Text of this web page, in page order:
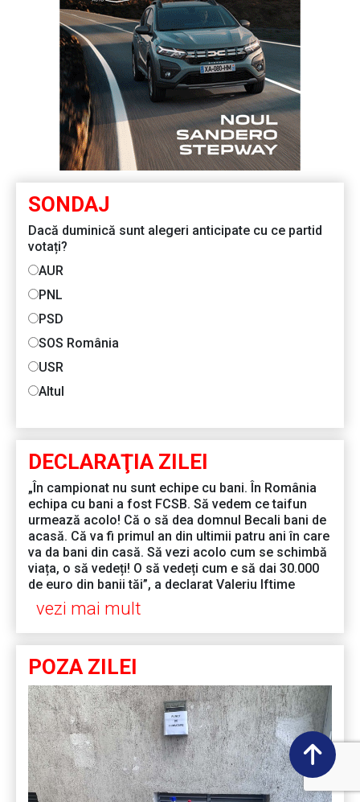
SONDAJ
Dacă duminică sunt alegeri anticipate cu ce partid
votați?
AUR
PNL
PSD
SOS România
USR
Altul
DECLARAŢIA ZILEI
„În campionat nu sunt echipe cu bani. În România
echipa cu bani a fost FCSB. Să vedem ce taifun
urmează acolo! Că o să dea domnul Becali bani de
acasă. Că va fi primul an din ultimii patru ani în care
va da bani din casă. Să vezi acolo cum se schimbă
viața, o să vedeți! O să vedeți cum e să dai 30.000
de euro din banii tăi”, a declarat Valeriu Iftime
vezi mai mult
POZA ZILEI